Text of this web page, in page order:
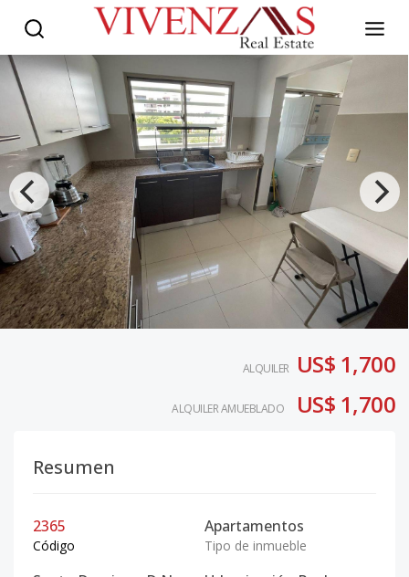
ALQUILER US$ 1,700
ALQUILER AMUEBLADO US$ 1,700
Resumen
2365
Código
Apartamentos
Tipo de inmueble